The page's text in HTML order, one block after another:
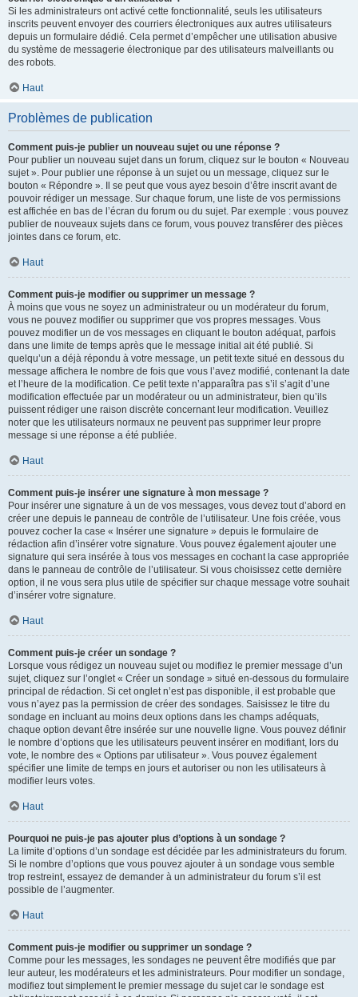
Si les administrateurs ont activé cette fonctionnalité, seuls les utilisateurs
inscrits peuvent envoyer des courriers électroniques aux autres utilisateurs
depuis un formulaire dédié. Cela permet d’empêcher une utilisation abusive
du système de messagerie électronique par des utilisateurs malveillants ou
des robots.
Haut
Problèmes de publication
Comment puis-je publier un nouveau sujet ou une réponse ?
Pour publier un nouveau sujet dans un forum, cliquez sur le bouton « Nouveau
sujet ». Pour publier une réponse à un sujet ou un message, cliquez sur le
bouton « Répondre ». Il se peut que vous ayez besoin d’être inscrit avant de
pouvoir rédiger un message. Sur chaque forum, une liste de vos permissions
est affichée en bas de l’écran du forum ou du sujet. Par exemple : vous pouvez
publier de nouveaux sujets dans ce forum, vous pouvez transférer des pièces
jointes dans ce forum, etc.
Haut
Comment puis-je modifier ou supprimer un message ?
À moins que vous ne soyez un administrateur ou un modérateur du forum,
vous ne pouvez modifier ou supprimer que vos propres messages. Vous
pouvez modifier un de vos messages en cliquant le bouton adéquat, parfois
dans une limite de temps après que le message initial ait été publié. Si
quelqu’un a déjà répondu à votre message, un petit texte situé en dessous du
message affichera le nombre de fois que vous l’avez modifié, contenant la date
et l’heure de la modification. Ce petit texte n’apparaîtra pas s’il s’agit d’une
modification effectuée par un modérateur ou un administrateur, bien qu’ils
puissent rédiger une raison discrète concernant leur modification. Veuillez
noter que les utilisateurs normaux ne peuvent pas supprimer leur propre
message si une réponse a été publiée.
Haut
Comment puis-je insérer une signature à mon message ?
Pour insérer une signature à un de vos messages, vous devez tout d’abord en
créer une depuis le panneau de contrôle de l’utilisateur. Une fois créée, vous
pouvez cocher la case « Insérer une signature » depuis le formulaire de
rédaction afin d’insérer votre signature. Vous pouvez également ajouter une
signature qui sera insérée à tous vos messages en cochant la case appropriée
dans le panneau de contrôle de l’utilisateur. Si vous choisissez cette dernière
option, il ne vous sera plus utile de spécifier sur chaque message votre souhait
d’insérer votre signature.
Haut
Comment puis-je créer un sondage ?
Lorsque vous rédigez un nouveau sujet ou modifiez le premier message d’un
sujet, cliquez sur l’onglet « Créer un sondage » situé en-dessous du formulaire
principal de rédaction. Si cet onglet n’est pas disponible, il est probable que
vous n’ayez pas la permission de créer des sondages. Saisissez le titre du
sondage en incluant au moins deux options dans les champs adéquats,
chaque option devant être insérée sur une nouvelle ligne. Vous pouvez définir
le nombre d’options que les utilisateurs peuvent insérer en modifiant, lors du
vote, le nombre des « Options par utilisateur ». Vous pouvez également
spécifier une limite de temps en jours et autoriser ou non les utilisateurs à
modifier leurs votes.
Haut
Pourquoi ne puis-je pas ajouter plus d’options à un sondage ?
La limite d’options d’un sondage est décidée par les administrateurs du forum.
Si le nombre d’options que vous pouvez ajouter à un sondage vous semble
trop restreint, essayez de demander à un administrateur du forum s’il est
possible de l’augmenter.
Haut
Comment puis-je modifier ou supprimer un sondage ?
Comme pour les messages, les sondages ne peuvent être modifiés que par
leur auteur, les modérateurs et les administrateurs. Pour modifier un sondage,
modifiez tout simplement le premier message du sujet car le sondage est